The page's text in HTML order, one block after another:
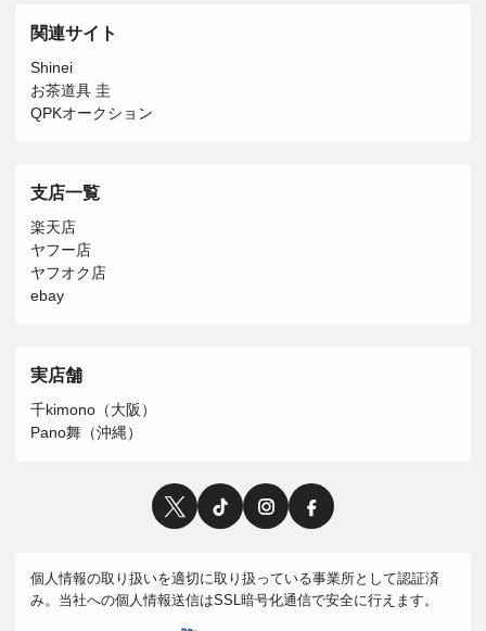
関連サイト
Shinei
お茶道具 圭
QPKオークション
支店一覧
楽天店
ヤフー店
ヤフオク店
ebay
実店舗
千kimono（大阪）
Pano舞（沖縄）
個人情報の取り扱いを適切に取り扱っている事業所として認証済
み。当社への個人情報送信はSSL暗号化通信で安全に行えます。